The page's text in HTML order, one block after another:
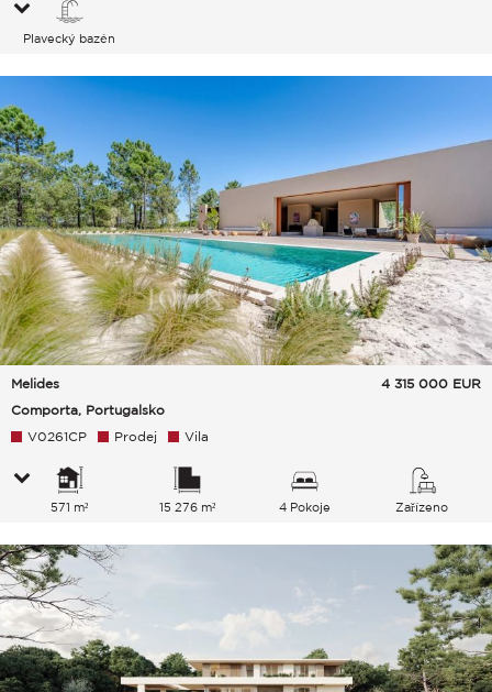
Plavecký bazén
Melides
Comporta, Portugalsko
4 315 000 EUR
V0261CP Prodej Vila
571 m² 15 276 m² 4 Pokoje Zařízeno